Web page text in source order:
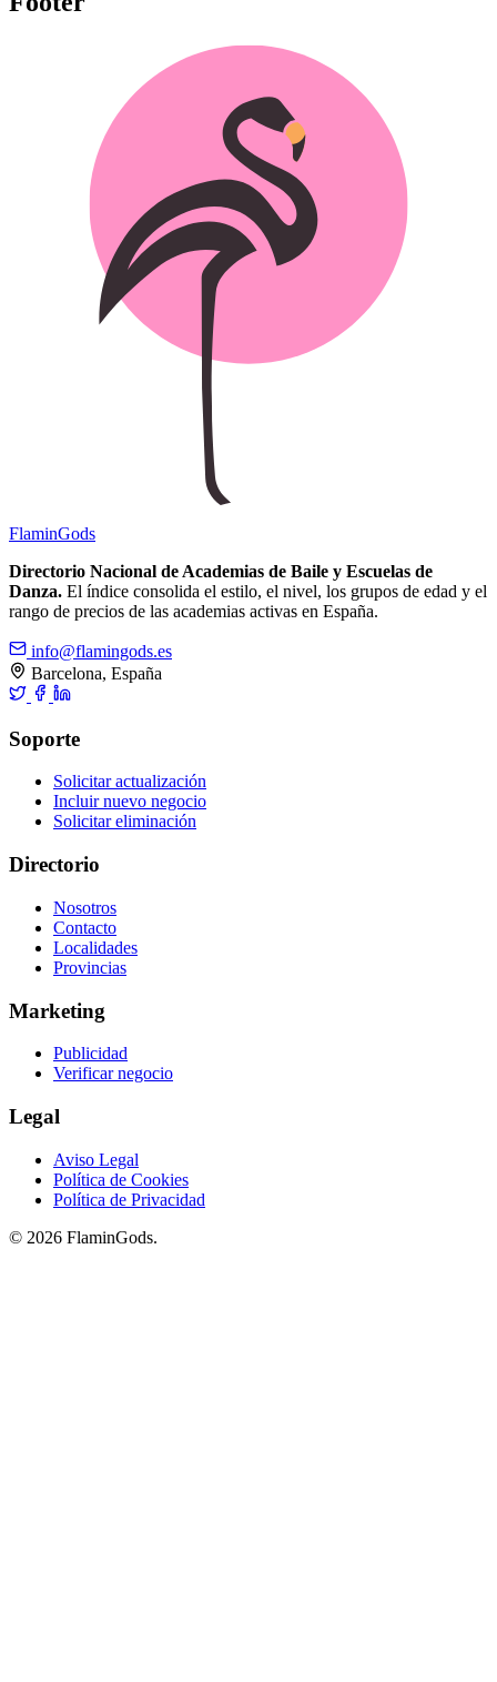
FlaminGods
Directorio Nacional de Academias de Baile y Escuelas de
Danza. El índice consolida el estilo, el nivel, los grupos de edad y el
rango de precios de las academias activas en España.
info@flamingods.es
Barcelona, España
Soporte
Solicitar actualización
Incluir nuevo negocio
Solicitar eliminación
Directorio
Nosotros
Contacto
Localidades
Provincias
Marketing
Publicidad
Verificar negocio
Legal
Aviso Legal
Política de Cookies
Política de Privacidad
© 2026 FlaminGods.